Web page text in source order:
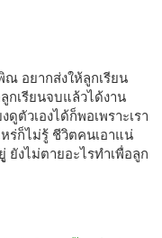
ณ อยากส่งให้ลูกเรียน
กเรียนจบแล้วได้งาน
ตัวเองได้ก็พอเพราะเรา
หร่ก็ไม่รู้ ชีวิตคนเอาแน่
ยังไม่ตายอะไรทำเพื่อลูก